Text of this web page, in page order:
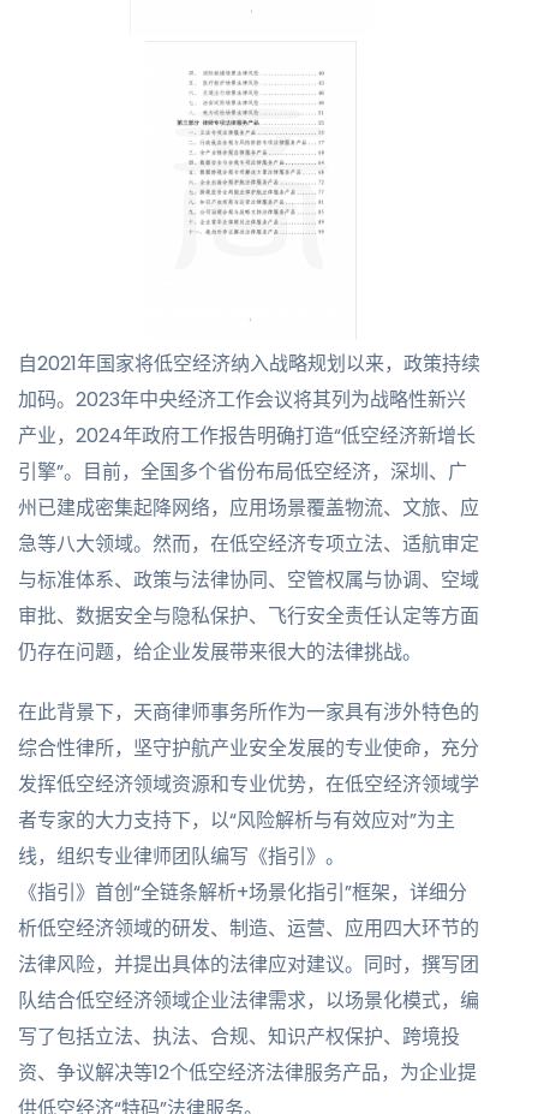
自2021年国家将低空经济纳入战略规划以来，政策持续
加码。2023年中央经济工作会议将其列为战略性新兴
产业，2024年政府工作报告明确打造“低空经济新增长
引擎”。目前，全国多个省份布局低空经济，深圳、广
州已建成密集起降网络，应用场景覆盖物流、文旅、应
急等八大领域。然而，在低空经济专项立法、适航审定
与标准体系、政策与法律协同、空管权属与协调、空域
审批、数据安全与隐私保护、飞行安全责任认定等方面
仍存在问题，给企业发展带来很大的法律挑战。
在此背景下，天商律师事务所作为一家具有涉外特色的
综合性律所，坚守护航产业安全发展的专业使命，充分
发挥低空经济领域资源和专业优势，在低空经济领域学
者专家的大力支持下，以“风险解析与有效应对”为主
线，组织专业律师团队编写《指引》。
《指引》首创“全链条解析+场景化指引”框架，详细分
析低空经济领域的研发、制造、运营、应用四大环节的
法律风险，并提出具体的法律应对建议。同时，撰写团
队结合低空经济领域企业法律需求，以场景化模式，编
写了包括立法、执法、合规、知识产权保护、跨境投
资、争议解决等12个低空经济法律服务产品，为企业提